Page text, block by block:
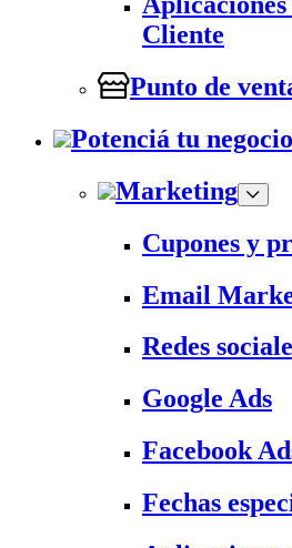
Cliente
Punto de
Potenciá tu negocio
Marketing
Cupones y
Email
Redes
Google Ads
Facebook
Fechas